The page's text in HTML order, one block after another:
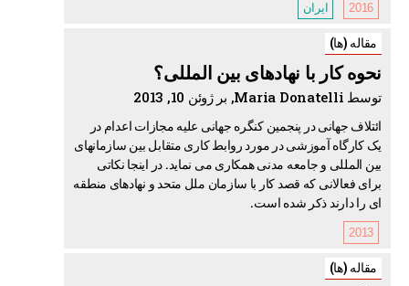
2016 ایران
مقاله (ها)
نحوه کار با نهادهای بین المللی؟
توسط Maria Donatelli, بر ژوئن 10, 2013
ائتلاف جهانی در پنجمین کنگره جهانی علیه مجازات اعدام در
یک کارگاه آموزشی در مورد روابط کاری متقابل بین سازمانهای
بین المللی و جامعه مدنی همکاری می نماید. در اینجا نکاتی
برای فعالانی که قصد کار با سازمان ملل متحد و نهادهای منطقه
ای را دارند ذکر شده است.
2013
مقاله (ها)